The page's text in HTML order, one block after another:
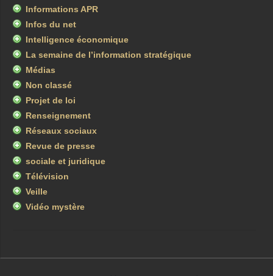
Informations APR
Infos du net
Intelligence économique
La semaine de l’information stratégique
Médias
Non classé
Projet de loi
Renseignement
Réseaux sociaux
Revue de presse
sociale et juridique
Télévision
Veille
Vidéo mystère